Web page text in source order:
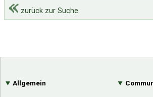
zurück zur Suche
Allgemein